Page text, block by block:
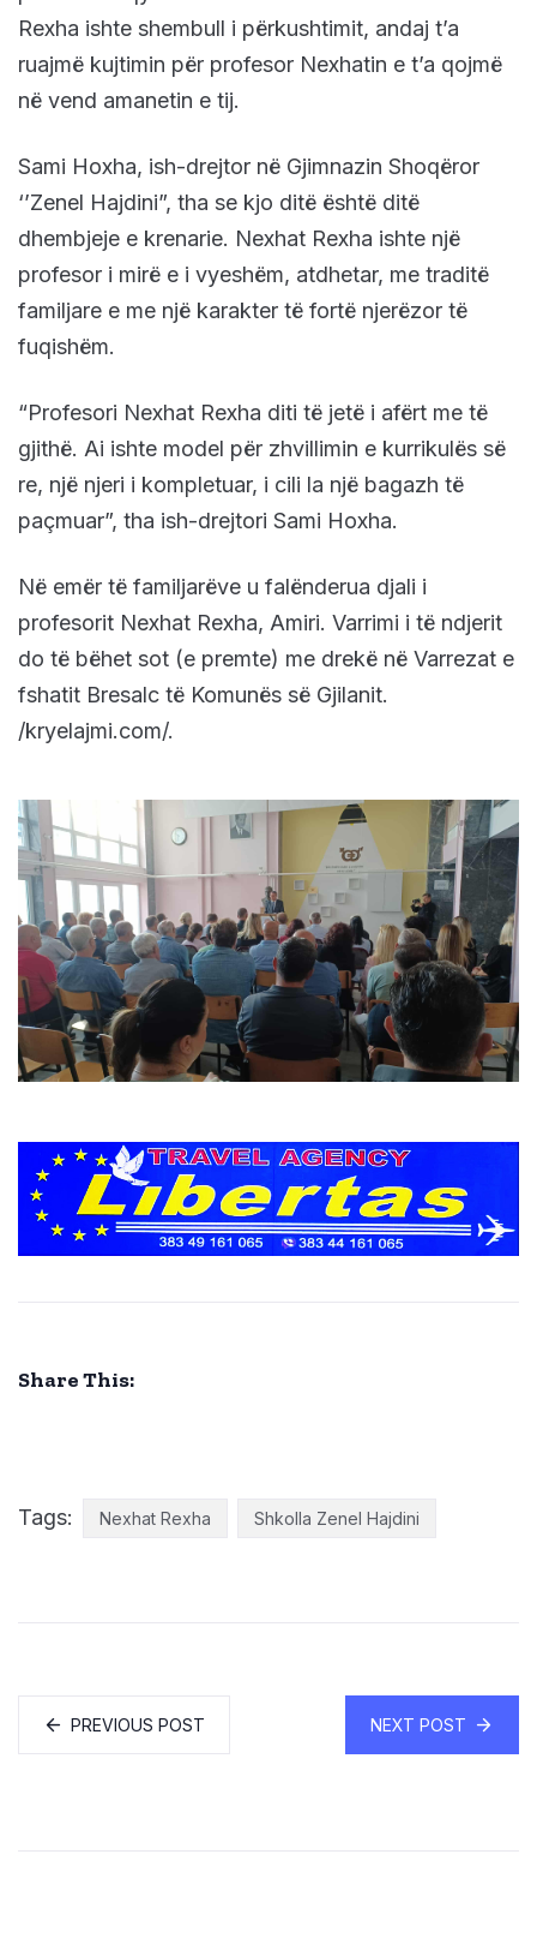
Rexha ishte shembull i përkushtimit, andaj t’a
ruajmë kujtimin për profesor Nexhatin e t’a qojmë
në vend amanetin e tij.
Sami Hoxha, ish-drejtor në Gjimnazin Shoqëror
‘’Zenel Hajdini”, tha se kjo ditë është ditë
dhembjeje e krenarie. Nexhat Rexha ishte një
profesor i mirë e i vyeshëm, atdhetar, me traditë
familjare e me një karakter të fortë njerëzor të
fuqishëm.
“Profesori Nexhat Rexha diti të jetë i afërt me të
gjithë. Ai ishte model për zhvillimin e kurrikulës së
re, një njeri i kompletuar, i cili la një bagazh të
paçmuar”, tha ish-drejtori Sami Hoxha.
Në emër të familjarëve u falënderua djali i
profesorit Nexhat Rexha, Amiri. Varrimi i të ndjerit
do të bëhet sot (e premte) me drekë në Varrezat e
fshatit Bresalc të Komunës së Gjilanit.
/kryelajmi.com/.
Share This:
Tags: Nexhat Rexha Shkolla Zenel Hajdini
PREVIOUS POST NEXT POST